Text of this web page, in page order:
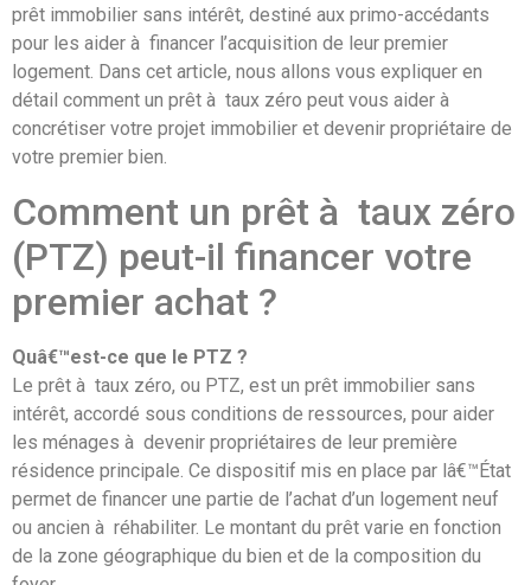
prêt immobilier sans intérêt, destiné aux primo-accédants
pour les aider à financer l’acquisition de leur premier
logement. Dans cet article, nous allons vous expliquer en
détail comment un prêt à taux zéro peut vous aider à
concrétiser votre projet immobilier et devenir propriétaire de
votre premier bien.
Comment un prêt à taux zéro
(PTZ) peut-il financer votre
premier achat ?
Quâ€™est-ce que le PTZ ?
Le prêt à taux zéro, ou PTZ, est un prêt immobilier sans
intérêt, accordé sous conditions de ressources, pour aider
les ménages à devenir propriétaires de leur première
résidence principale. Ce dispositif mis en place par lâ€™État
permet de financer une partie de l’achat d’un logement neuf
ou ancien à réhabiliter. Le montant du prêt varie en fonction
de la zone géographique du bien et de la composition du